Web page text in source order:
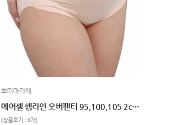
쁘띠마리에
에어셀 햄라인 오버팬티 95,100,105 2color
(상품후기 : 0개)